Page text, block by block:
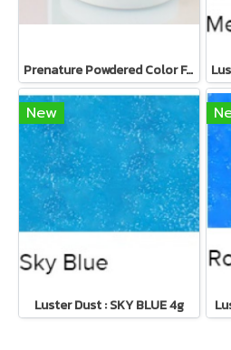
Prenature Powdered Color For Chocolate - สีผงสำหรับช็อคโกแลต
New
Luster Dust : SKY BLUE 4g